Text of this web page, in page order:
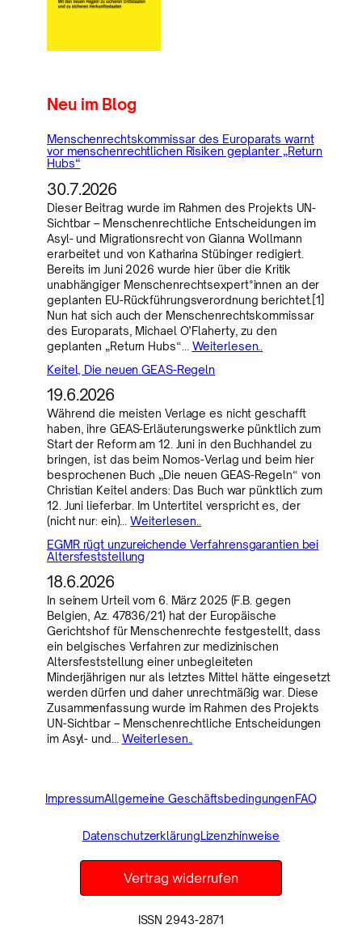
Neu im Blog
Menschenrechtskommissar des Europarats warnt
vor menschenrechtlichen Risiken geplanter „Return
Hubs“
30.7.2026
Dieser Beitrag wurde im Rahmen des Projekts UN-
Sichtbar – Menschenrechtliche Entscheidungen im
Asyl- und Migrationsrecht von Gianna Wollmann
erarbeitet und von Katharina Stübinger redigiert.
Bereits im Juni 2026 wurde hier über die Kritik
unabhängiger Menschenrechtsexpert*innen an der
geplanten EU-Rückführungsverordnung berichtet.[1]
Nun hat sich auch der Menschenrechtskommissar
des Europarats, Michael O’Flaherty, zu den
geplanten „Return Hubs“… Weiterlesen..
Keitel, Die neuen GEAS-Regeln
19.6.2026
Während die meisten Verlage es nicht geschafft
haben, ihre GEAS-Erläuterungswerke pünktlich zum
Start der Reform am 12. Juni in den Buchhandel zu
bringen, ist das beim Nomos-Verlag und beim hier
besprochenen Buch „Die neuen GEAS-Regeln“ von
Christian Keitel anders: Das Buch war pünktlich zum
12. Juni lieferbar. Im Untertitel verspricht es, der
(nicht nur: ein)…Weiterlesen..
EGMR rügt unzureichende Verfahrensgarantien bei
Altersfeststellung
18.6.2026
In seinem Urteil vom 6. März 2025 (F.B. gegen
Belgien, Az. 47836/21) hat der Europäische
Gerichtshof für Menschenrechte festgestellt, dass
ein belgisches Verfahren zur medizinischen
Altersfeststellung einer unbegleiteten
Minderjährigen nur als letztes Mittel hätte eingesetzt
werden dürfen und daher unrechtmäßig war. Diese
Zusammenfassung wurde im Rahmen des Projekts
UN-Sichtbar – Menschenrechtliche Entscheidungen
im Asyl- und… Weiterlesen..
ImpressumAllgemeine GeschäftsbedingungenFAQ
DatenschutzerklärungLizenzhinweise
Vertrag widerrufen
ISSN 2943-2871